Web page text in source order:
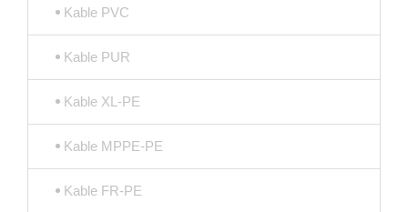
Kable PVC
Kable PUR
Kable XL-PE
Kable MPPE-PE
Kable FR-PE